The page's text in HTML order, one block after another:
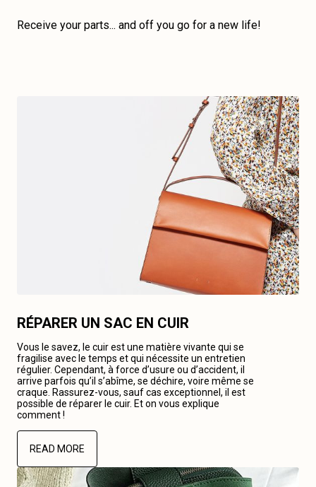
Receive your parts... and off you go for a new life!
RÉPARER UN SAC EN CUIR
Vous le savez, le cuir est une matière vivante qui se
fragilise avec le temps et qui nécessite un entretien
régulier. Cependant, à force d’usure ou d’accident, il
arrive parfois qu’il s’abîme, se déchire, voire même se
craque. Rassurez-vous, sauf cas exceptionnel, il est
possible de réparer le cuir. Et on vous explique
comment !
READ MORE